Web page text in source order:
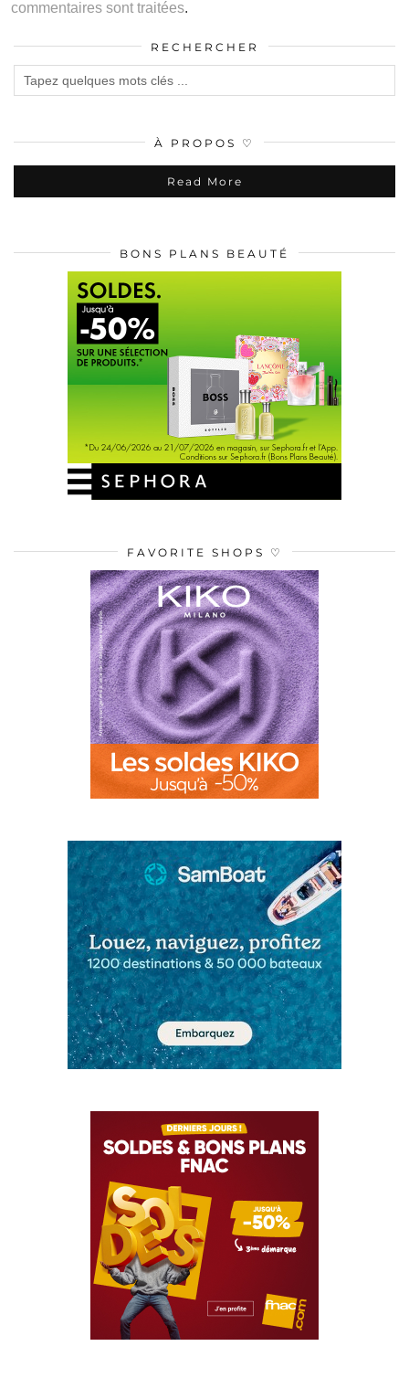
commentaires sont traitées.
RECHERCHER
À PROPOS ♡
Read More
BONS PLANS BEAUTÉ
FAVORITE SHOPS ♡